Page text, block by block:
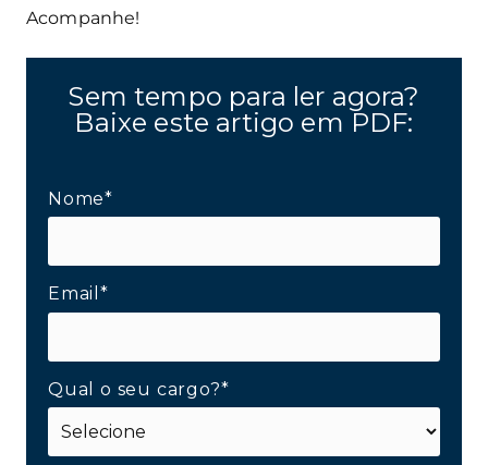
Acompanhe!
Sem tempo para ler agora?
Baixe este artigo em PDF:
Nome*
Email*
Qual o seu cargo?*